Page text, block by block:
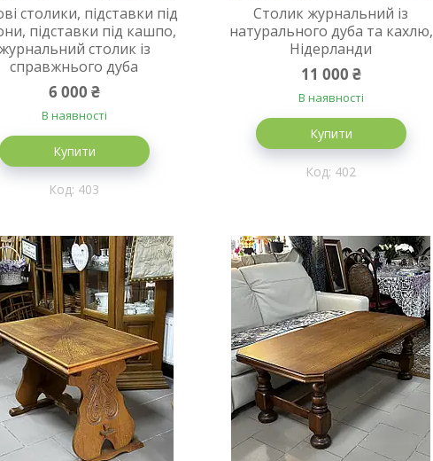
столики, підставки під
підставки під кашпо,
столик із
справжнього дуба
6 000 ₴
В наявності
Купити
403
Столик журнальний із
натурального дуба та кахлю,
Нідерланди
11 000 ₴
В наявності
Купити
402